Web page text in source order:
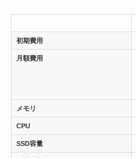
初期費用
月額費用
メモリ
CPU
SSD容量